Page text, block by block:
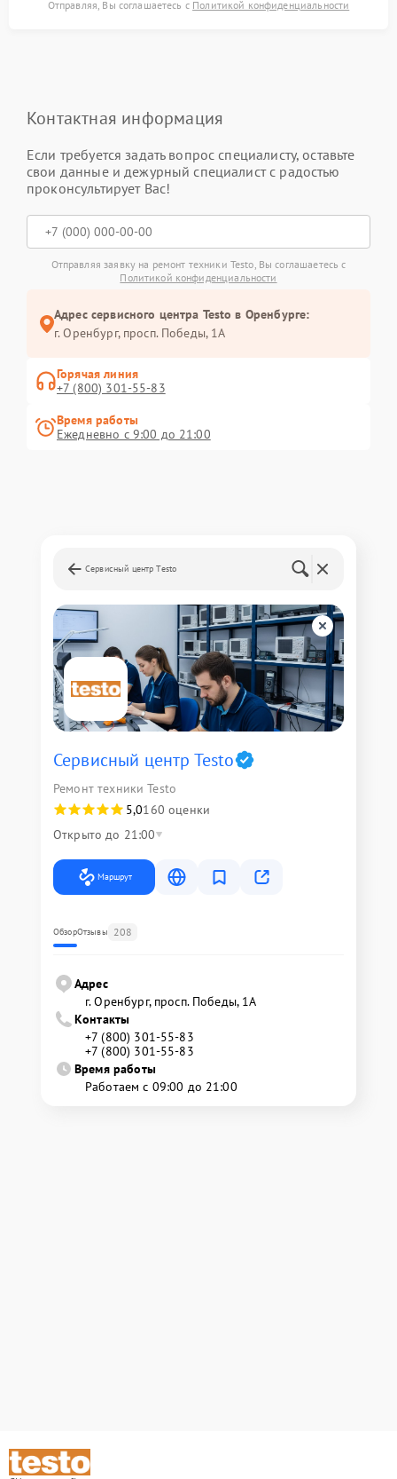
Отправляя, Вы соглашаетесь с Политикой конфиденциальности
Контактная информация
Если требуется задать вопрос специалисту, оставьте
свои данные и дежурный специалист с радостью
проконсультирует Вас!
Отправляя заявку на ремонт техники Testo, Вы соглашаетесь с
Политикой конфиденциальности
Адрес сервисного центра Testo в Оренбурге:
г. Оренбург, просп. Победы, 1А
Горячая линия
+7 (800) 301-55-83
Время работы
Ежедневно с 9:00 до 21:00
Сервисный центр Testo
Сервисный центр Testo
Ремонт техники Testo
5,0160 оценки
Открыто до 21:00
Маршрут
ОбзорОтзывы 208
Адрес
г. Оренбург, просп. Победы, 1А
Контакты
+7 (800) 301-55-83
+7 (800) 301-55-83
Время работы
Работаем с 09:00 до 21:00